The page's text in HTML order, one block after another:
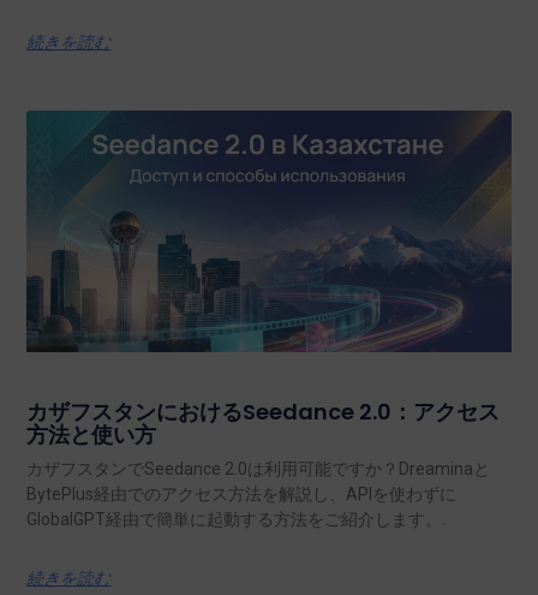
続きを読む
カザフスタンにおけるSeedance 2.0：アクセス
方法と使い方
カザフスタンでSeedance 2.0は利用可能ですか？Dreaminaと
BytePlus経由でのアクセス方法を解説し、APIを使わずに
GlobalGPT経由で簡単に起動する方法をご紹介します。.
続きを読む